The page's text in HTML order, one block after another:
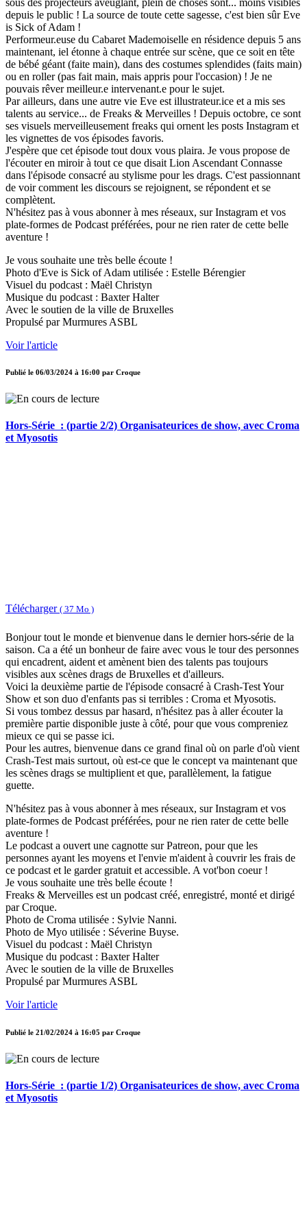
depuis le public ! La source de toute cette sagesse, c'est bien sûr Eve
is Sick of Adam !
Performeur.euse du Cabaret Mademoiselle en résidence depuis 5 ans
maintenant, iel étonne à chaque entrée sur scène, que ce soit en tête
de bébé géant (faite main), dans des costumes splendides (faits main)
ou en roller (pas fait main, mais appris pour l'occasion) ! Je ne
pouvais rêver meilleur.e intervenant.e pour le sujet.
Par ailleurs, dans une autre vie Eve est illustrateur.ice et a mis ses
talents au service... de Freaks & Merveilles ! Depuis octobre, ce sont
ses visuels merveilleusement freaks qui ornent les posts Instagram et
les vignettes de vos épisodes favoris.
J'espère que cet épisode tout doux vous plaira. Je vous propose de
l'écouter en miroir à tout ce que disait Lion Ascendant Connasse
dans l'épisode consacré au stylisme pour les drags. C'est passionnant
de voir comment les discours se rejoignent, se répondent et se
complètent.
N'hésitez pas à vous abonner à mes réseaux, sur Instagram et vos
plate-formes de Podcast préférées, pour ne rien rater de cette belle
aventure !
Je vous souhaite une très belle écoute !
Photo d'Eve is Sick of Adam utilisée : Estelle Bérengier
Visuel du podcast : Maël Christyn
Musique du podcast : Baxter Halter
Avec le soutien de la ville de Bruxelles
Propulsé par Murmures ASBL
Voir l'article
Publié le 06/03/2024 à 16:00 par Croque
Hors-Série : (partie 2/2) Organisateurices de show, avec Croma
et Myosotis
Télécharger ( 37 Mo )
Bonjour tout le monde et bienvenue dans le dernier hors-série de la
saison. Ca a été un bonheur de faire avec vous le tour des personnes
qui encadrent, aident et amènent bien des talents pas toujours
visibles aux scènes drags de Bruxelles et d'ailleurs.
Voici la deuxième partie de l'épisode consacré à Crash-Test Your
Show et son duo d'enfants pas si terribles : Croma et Myosotis.
Si vous tombez dessus par hasard, n'hésitez pas à aller écouter la
première partie disponible juste à côté, pour que vous compreniez
mieux ce qui se passe ici.
Pour les autres, bienvenue dans ce grand final où on parle d'où vient
Crash-Test mais surtout, où est-ce que le concept va maintenant que
les scènes drags se multiplient et que, parallèlement, la fatigue
guette.
N'hésitez pas à vous abonner à mes réseaux, sur Instagram et vos
plate-formes de Podcast préférées, pour ne rien rater de cette belle
aventure !
Le podcast a ouvert une cagnotte sur Patreon, pour que les
personnes ayant les moyens et l'envie m'aident à couvrir les frais de
ce podcast et le garder gratuit et accessible. A vot'bon coeur !
Je vous souhaite une très belle écoute !
Freaks & Merveilles est un podcast créé, enregistré, monté et dirigé
par Croque.
Photo de Croma utilisée : Sylvie Nanni.
Photo de Myo utilisée : Séverine Buyse.
Visuel du podcast : Maël Christyn
Musique du podcast : Baxter Halter
Avec le soutien de la ville de Bruxelles
Propulsé par Murmures ASBL
Voir l'article
Publié le 21/02/2024 à 16:05 par Croque
Hors-Série : (partie 1/2) Organisateurices de show, avec Croma
et Myosotis